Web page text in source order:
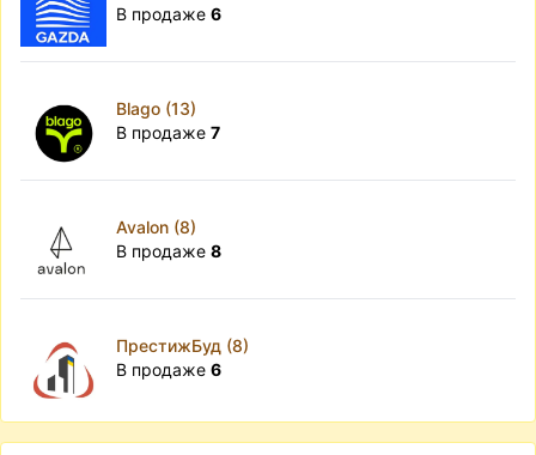
В продаже 6
Blago (13)
В продаже 7
Avalon (8)
В продаже 8
ПрестижБуд (8)
В продаже 6